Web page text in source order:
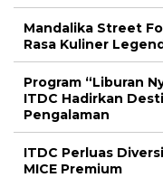
Mandalika Street
Rasa Kuliner
Program “Liburan
ITDC Hadirkan
Pengalaman
ITDC Perluas
MICE Premium